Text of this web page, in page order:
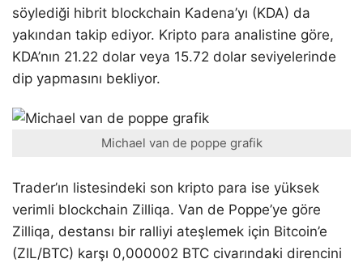
söylediği hibrit blockchain Kadena’yı (KDA) da
yakından takip ediyor. Kripto para analistine göre,
KDA’nın 21.22 dolar veya 15.72 dolar seviyelerinde
dip yapmasını bekliyor.
Michael van de poppe grafik
Trader’ın listesindeki son kripto para ise yüksek
verimli blockchain Zilliqa. Van de Poppe’ye göre
Zilliqa, destansı bir ralliyi ateşlemek için Bitcoin’e
(ZIL/BTC) karşı 0,000002 BTC civarındaki direncini